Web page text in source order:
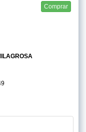
Comprar